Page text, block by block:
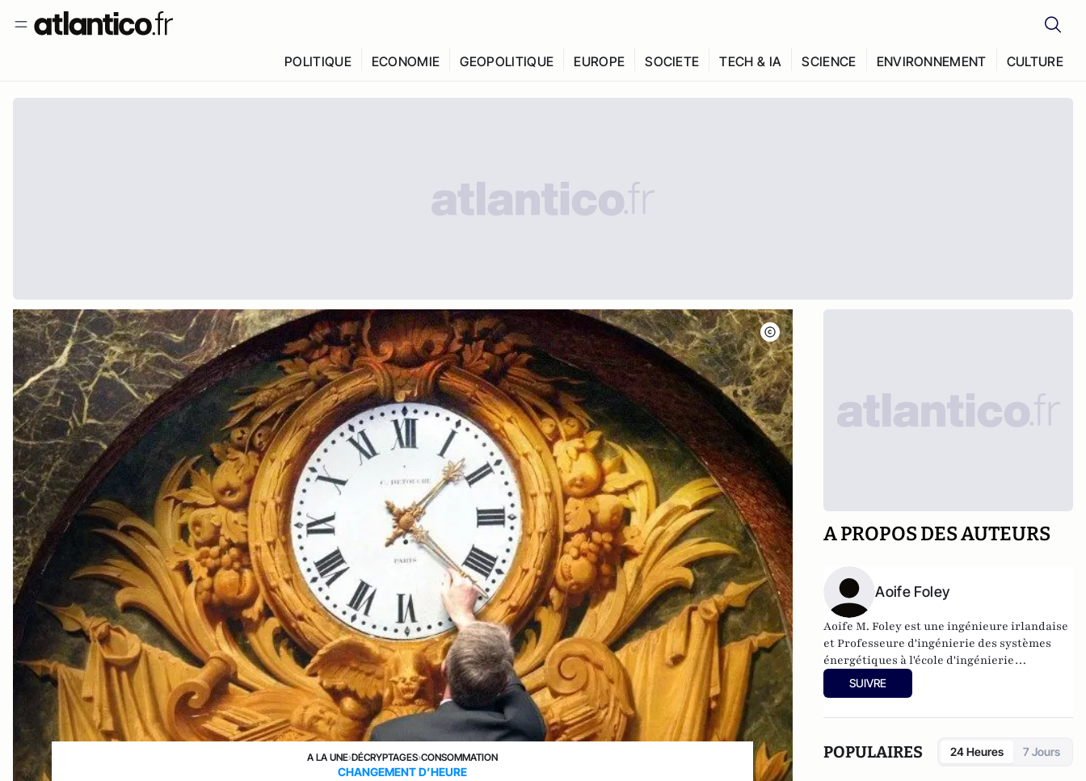
POLITIQUE ECONOMIE GEOPOLITIQUE EUROPE SOCIETE TECH & IA SCIENCE ENVIRONNEMENT CULTURE
A LA UNE›DÉCRYPTAGES›CONSOMMATION
CHANGEMENT D’HEURE
A PROPOS DES AUTEURS
Aoife Foley
Aoife M. Foley est une ingénieure irlandaise
et Professeure d'ingénierie des systèmes
énergétiques à l'école d'ingénierie
mécanique et aérospatiale de l'université
Queen's de Belfast. Aoife Foley est
Reviews.
SUIVRE
POPULAIRES 24 Heures 7 Jours